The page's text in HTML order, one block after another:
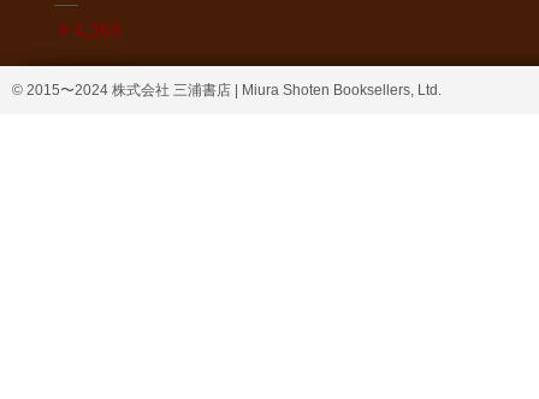
価格
￥4,368
© 2015〜2024 株式会社 三浦書店 | Miura Shoten Booksellers, Ltd.